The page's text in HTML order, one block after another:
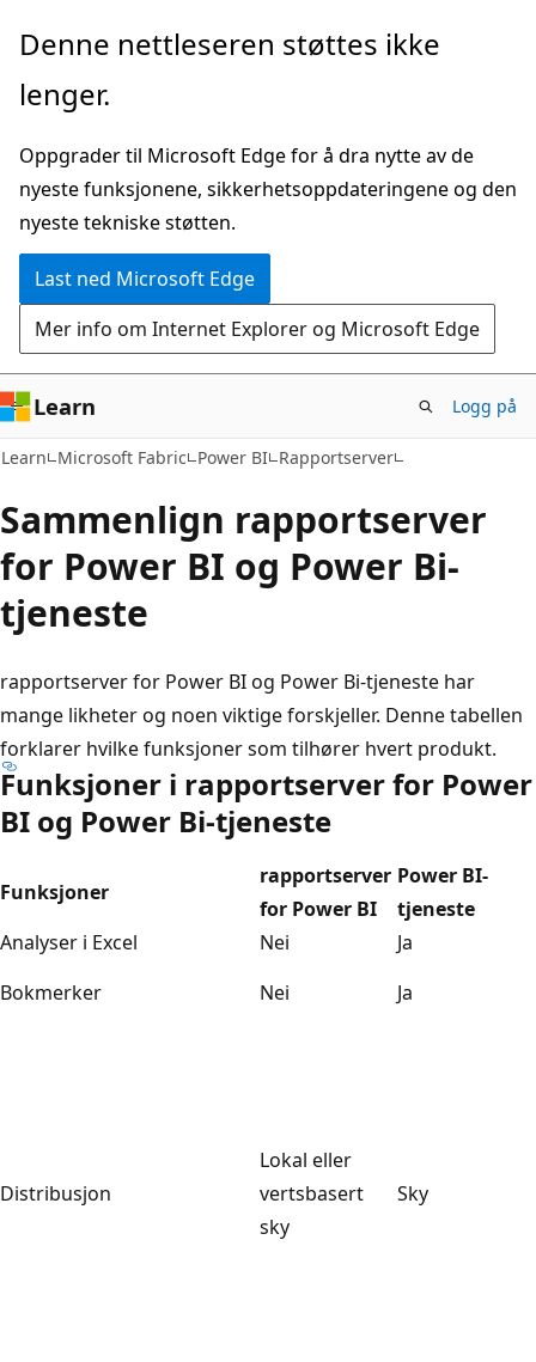
Gå
hovedinnhold
Denne nettleseren støttes ikke
lenger.
Oppgrader til Microsoft Edge for å dra nytte av de
nyeste funksjonene, sikkerhetsoppdateringene og den
nyeste tekniske støtten.
Last ned Microsoft Edge
Mer info om Internet Explorer og Microsoft Edge
Learn Logg på
Learn Microsoft Fabric Power BI Rapportserver
Sammenlign rapportserver
for Power BI og Power Bi-
tjeneste
rapportserver for Power BI og Power Bi-tjeneste har
mange likheter og noen viktige forskjeller. Denne tabellen
forklarer hvilke funksjoner som tilhører hvert produkt.
Funksjoner i rapportserver for Power
BI og Power Bi-tjeneste
Funksjoner
rapportserver
for Power BI
Power BI-
tjeneste
Analyser i Excel
Nei
Ja
Bokmerker
Nei Ja
Distribusjon
Lokal eller
vertsbasert
sky
Sky